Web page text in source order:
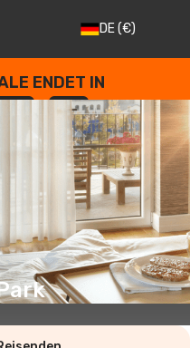
DE(€)
ENDET IN
--
SEKUNDEN